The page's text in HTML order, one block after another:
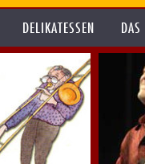
DELIKATESSEN